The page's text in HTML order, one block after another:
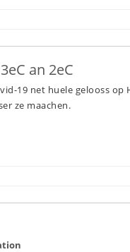
an 2eC
19 net huele gelooss op
ze maachen.